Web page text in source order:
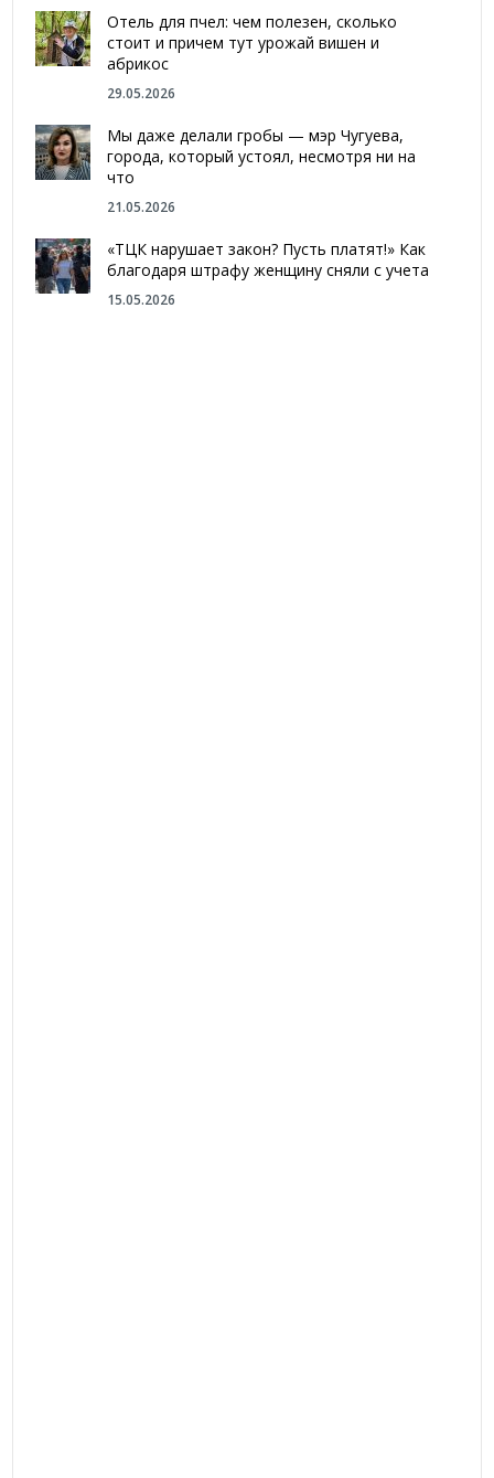
Отель для пчел: чем полезен, сколько
стоит и причем тут урожай вишен и
абрикос
29.05.2026
Мы даже делали гробы — мэр Чугуева,
города, который устоял, несмотря ни на
что
21.05.2026
«ТЦК нарушает закон? Пусть платят!» Как
благодаря штрафу женщину сняли с учета
15.05.2026